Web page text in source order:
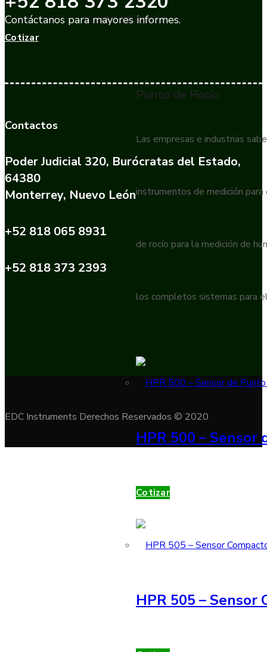
PUNTO DE ROCÍO
Punto de Rocío
Las empresas e industrias
instrumentos de medición
de rocío para la medición de
los completos sistemas para
HPR 500 –
Cotizar
HPR 505 – Sensor
Contáctanos para mayores informes.
Cotizar
Contactos
Poder Judicial 320, Burócratas del Estado,
64380
Monterrey, Nuevo León
+52 818 065 8931
+52 818 373 2393
EDC Instruments Derechos Reservados © 2020